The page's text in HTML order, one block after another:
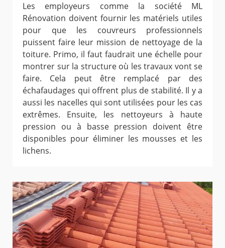
Les employeurs comme la société ML
Rénovation doivent fournir les matériels utiles
pour que les couvreurs professionnels
puissent faire leur mission de nettoyage de la
toiture. Primo, il faut faudrait une échelle pour
montrer sur la structure où les travaux vont se
faire. Cela peut être remplacé par des
échafaudages qui offrent plus de stabilité. Il y a
aussi les nacelles qui sont utilisées pour les cas
extrêmes. Ensuite, les nettoyeurs à haute
pression ou à basse pression doivent être
disponibles pour éliminer les mousses et les
lichens.